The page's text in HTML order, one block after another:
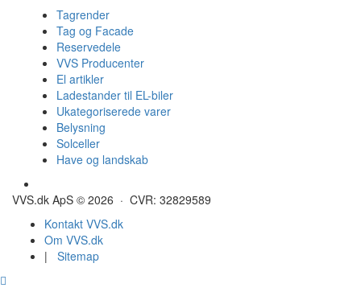
Tagrender
Tag og Facade
Reservedele
VVS Producenter
El artikler
Ladestander til EL-biler
Ukategoriserede varer
Belysning
Solceller
Have og landskab
VVS.dk ApS © 2026 · CVR: 32829589
Kontakt VVS.dk
Om VVS.dk
| Sitemap